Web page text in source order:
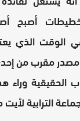
أصبح
الوقت الذي
مقرب من
الحقيقية وراء
الترابية